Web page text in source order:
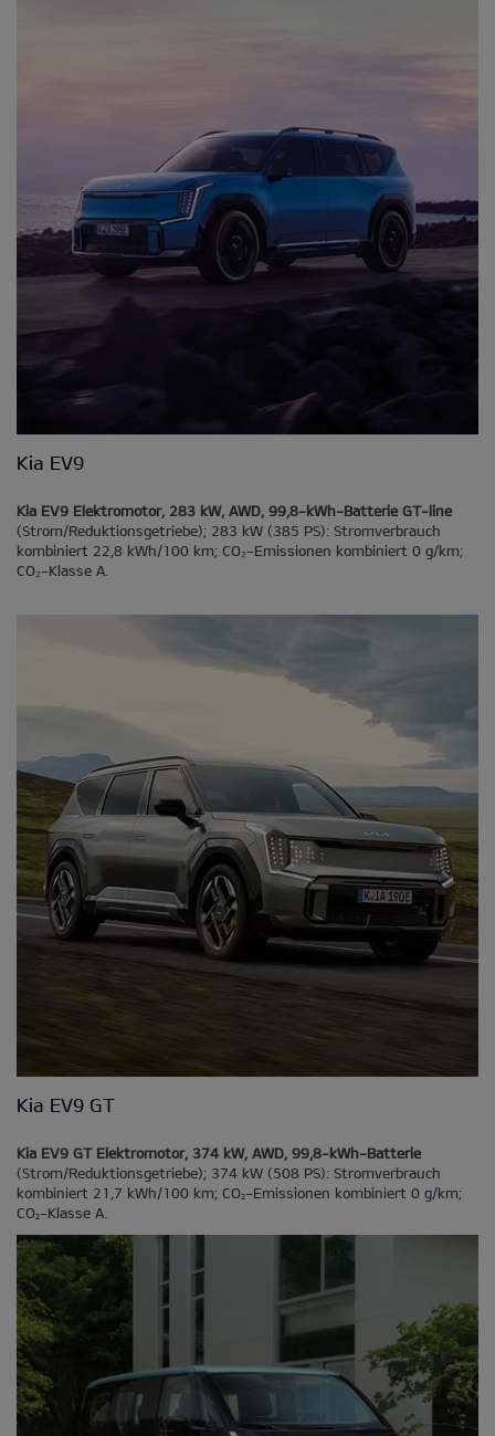
Kia EV9
Kia EV9 Elektromotor, 283 kW, AWD, 99,8-kWh-Batterie GT-line
(Strom/Reduktionsgetriebe); 283 kW (385 PS): Stromverbrauch
kombiniert 22,8 kWh/100 km; CO₂-Emissionen kombiniert 0 g/km;
CO₂-Klasse A.
Kia EV9 GT
Kia EV9 GT Elektromotor, 374 kW, AWD, 99,8-kWh-Batterie
(Strom/Reduktionsgetriebe); 374 kW (508 PS): Stromverbrauch
kombiniert 21,7 kWh/100 km; CO2-Emissionen kombiniert 0 g/km;
CO2-Klasse A.